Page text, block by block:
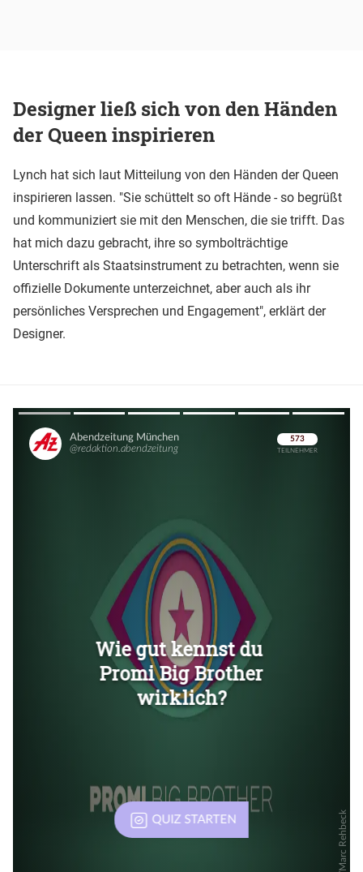
Designer ließ sich von den Händen
der Queen inspirieren
Lynch hat sich laut Mitteilung von den Händen der Queen
inspirieren lassen. "Sie schüttelt so oft Hände - so begrüßt
und kommuniziert sie mit den Menschen, die sie trifft. Das
hat mich dazu gebracht, ihre so symbolträchtige
Unterschrift als Staatsinstrument zu betrachten, wenn sie
offizielle Dokumente unterzeichnet, aber auch als ihr
persönliches Versprechen und Engagement", erklärt der
Designer.
Überspringen
Überspringen